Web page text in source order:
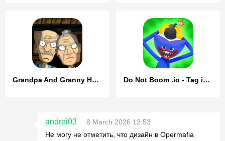
Grandpa And Granny Home Escape Do Not Boom .io - Tag io game
andrei03
8 March 2026 12:53
Не могу не отметить, что дизайн в Opermafia